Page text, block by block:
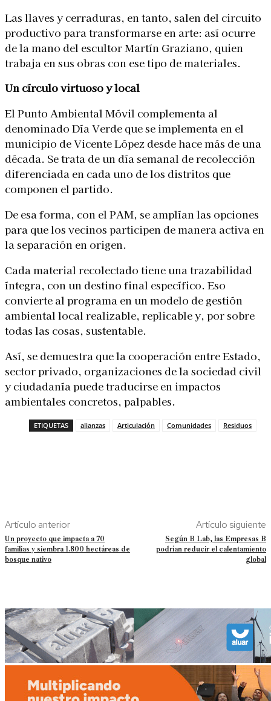
Las llaves y cerraduras, en tanto, salen del circuito
productivo para transformarse en arte: así ocurre
de la mano del escultor Martín Graziano, quien
trabaja en sus obras con ese tipo de materiales.
Un círculo virtuoso y local
El Punto Ambiental Móvil complementa al
denominado Día Verde que se implementa en el
municipio de Vicente López desde hace más de una
década. Se trata de un día semanal de recolección
diferenciada en cada uno de los distritos que
componen el partido.
De esa forma, con el PAM, se amplían las opciones
para que los vecinos participen de manera activa en
la separación en origen.
Cada material recolectado tiene una trazabilidad
íntegra, con un destino final específico. Eso
convierte al programa en un modelo de gestión
ambiental local realizable, replicable y, por sobre
todas las cosas, sustentable.
Así, se demuestra que la cooperación entre Estado,
sector privado, organizaciones de la sociedad civil
y ciudadanía puede traducirse en impactos
ambientales concretos, palpables.
ETIQUETAS alianzas Articulación Comunidades Residuos
Artículo anterior
Un proyecto que impacta a 70
familias y siembra 1.800 hectáreas de
bosque nativo
Artículo siguiente
Según B Lab, las Empresas B
podrían reducir el calentamiento
global